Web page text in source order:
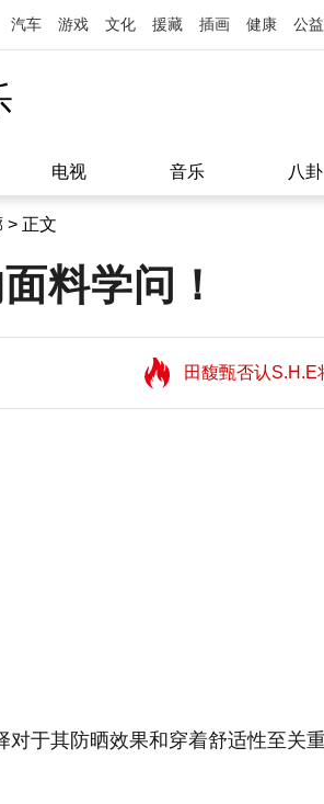
汽车 游戏 文化 援藏 插画 健康 公益
电视 音乐 八卦
> 正文
料学问！
田馥甄否认
望11:08
田馥甄否认S.H.E
对于其防晒效果和穿着舒适性至关